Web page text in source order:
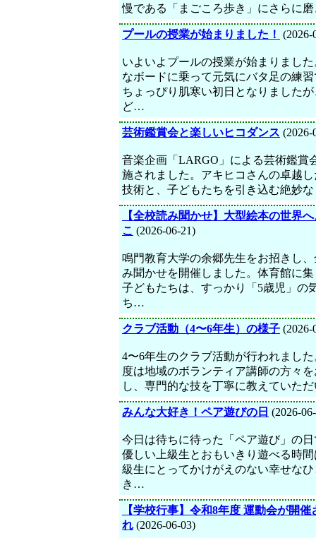
慢である「まごころ歩き」にさらに
プールの授業が始まりました！ (2026-
いよいよプールの授業が始まりまし
なボードに乗って元気にバタ足の練
ちょっぴり肌寒い初日となりました
ど…
芸術鑑賞会と楽しいヒコダンス (2026-
音楽企画「LARGO」による芸術鑑賞
施されました。アキヒコさんの卓越
技術と、子どもたちを引き込む絶妙
【全校読み聞かせ】大型絵本の世界
こ (2026-06-21)
鳴門教育大学の余郷先生をお招きし
み聞かせを開催しました。体育館に
子どもたちは、すっかり「5歳児」の
ち…
クラブ活動（4〜6年生）の様子 (2026-
4〜6年生のクラブ活動が行われまし
度は地域のボランティア講師の方々
し、専門的な技を丁寧に教えていた
みんな大好き！ペア遊びの日 (2026-
今日は待ちに待った「ペア遊び」の
優しい上級生とおもいきり遊べる時
級生にとってかけがえのない幸せな
き…
【学校行事】令和8年度 運動会が開催
れ (2026-06-03)